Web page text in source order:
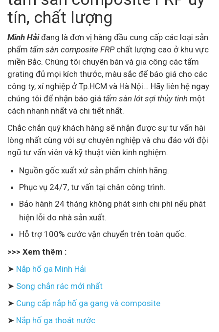
tín, chất lượng
Minh Hảiđang là đơn vị hàng đầu cung cấp các loại sản
phẩm tấm sàn composite FRP chất lượng cao ở khu vực
miền Bắc. Chúng tôi chuyên bán và gia công các tấm
grating đủ mọi kích thước, màu sắc để báo giá cho các
công ty, xí nghiệp ở Tp.HCM và Hà Nội… Hãy liên hệ ngay
chúng tôi để nhận báo giá tấm sàn lót sợi thủy tinh một
cách nhanh nhất và chi tiết nhất.
Chắc chắn quý khách hàng sẽ nhận được sự tư vấn hài
lòng nhất cùng với sự chuyên nghiệp và chu đáo với đội
ngũ tư vấn viên và kỹ thuật viên kinh nghiệm.
Nguồn gốc xuất xứ sản phẩm chính hãng.
Phục vụ 24/7, tư vấn tại chân công trình.
Bảo hành 24 tháng không phát sinh chi phí nếu phát
hiện lỗi do nhà sản xuất.
Hỗ trợ 100% cước vận chuyển trên toàn quốc.
>>> Xem thêm :
➤ Nắp hố ga Minh Hải
➤ Song chắn rác mới nhất
➤ Cung cấp nắp hố ga gang và composite
➤ Nắp hố ga thoát nước